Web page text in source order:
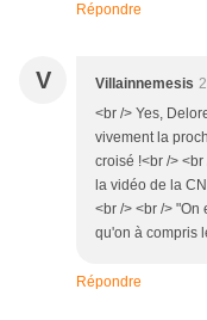
Répondre
V Villainnemesis
<br /> Yes,
vivement la
croisé !<br />
la vidéo de la
<br /> <br /> "On
qu'on à compris
Répondre